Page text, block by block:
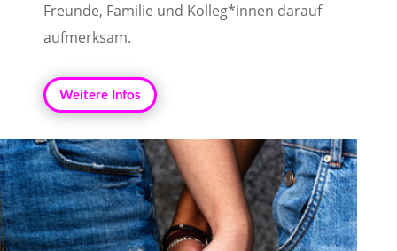
Freunde, Familie und Kolleg*innen darauf
aufmerksam.
Weitere Infos